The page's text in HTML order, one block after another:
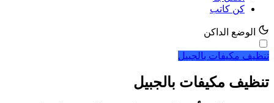
كن كاتب
الوضع الداكن
تنظيف مكيفات بالجبيل
تنظيف مكيفات بالجبيل